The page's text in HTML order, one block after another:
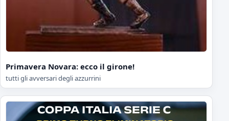
Primavera Novara: ecco il girone!
tutti gli avversari degli azzurrini